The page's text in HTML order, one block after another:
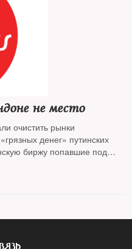
не место
очистить рынки
денег» путинских
биржу попавшие под